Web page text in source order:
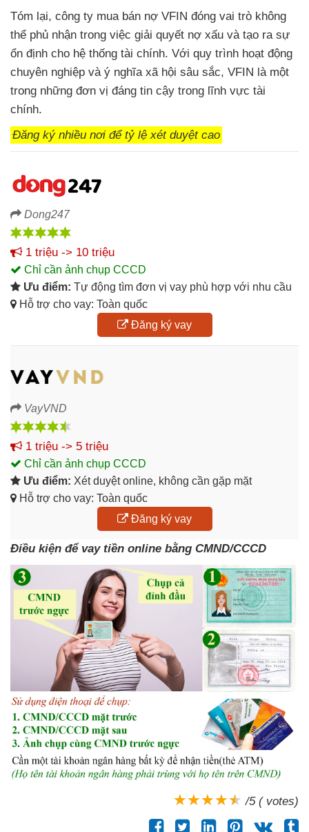
Tóm lại, công ty mua bán nợ VFIN đóng vai trò không
thể phủ nhận trong việc giải quyết nợ xấu và tạo ra sự
ổn định cho hệ thống tài chính. Với quy trình hoạt động
chuyên nghiệp và ý nghĩa xã hội sâu sắc, VFIN là một
trong những đơn vị đáng tin cậy trong lĩnh vực tài
chính.
Đăng ký nhiều nơi để tỷ lệ xét duyệt cao
Dong247
1 triệu -> 10 triệu
Chỉ cần ảnh chụp CCCD
Ưu điểm: Tự động tìm đơn vị vay phù hợp với nhu cầu
Hỗ trợ cho vay: Toàn quốc
Đăng ký vay
VayVND
1 triệu -> 5 triệu
Chỉ cần ảnh chụp CCCD
Ưu điểm: Xét duyệt online, không cần gặp mặt
Hỗ trợ cho vay: Toàn quốc
Đăng ký vay
Điều kiện để vay tiền online bằng CMND/CCCD
/5 ( votes)